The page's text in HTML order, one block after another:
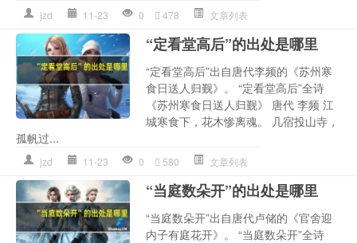
jzd 11-23 0 478 文章列表
“定看堂高后”的出处是哪里
“定看堂高后”出自唐代李频的《苏州寒
食日送人归觐》。 “定看堂高后”全诗
《苏州寒食日送人归觐》 唐代 李频 江
城寒食下，花木惨离魂。 几宿投山寺，
孤帆过...
jzd 11-23 0 580 文章列表
“当庭数朵开”的出处是哪里
“当庭数朵开”出自唐代卢储的《官舍迎
内子有庭花开》。 “当庭数朵开”全诗